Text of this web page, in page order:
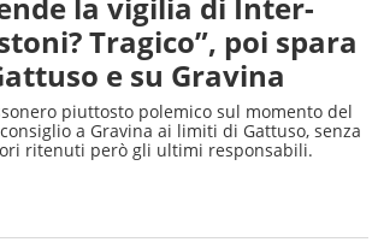
Tragico”, poi spara
e su Gravina
piuttosto polemico sul momento del
a Gravina ai limiti di Gattuso, senza
ritenuti però gli ultimi responsabili.